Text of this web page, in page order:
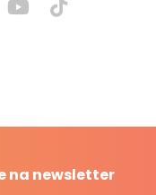
na newsletter